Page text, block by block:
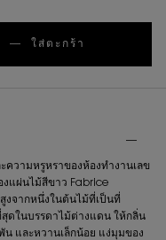
― ใส่ตะกร้า
ความหรูหราของห้องทำงานเลข
องแผ่นไม้สีขาว Fabrice
งจากหนึ่งในต้นไม้ที่เป็นที่
ดในบรรดาไม้ต่างแดน ให้กลิ่น
และหวานเล็กน้อย แง่มุมของ